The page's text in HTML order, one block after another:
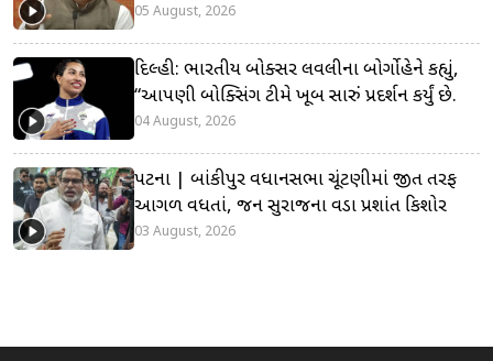
05 August, 2026
દિલ્હી: ભારતીય બોક્સર લવલીના બોર્ગોહેને કહ્યું,
“આપણી બોક્સિંગ ટીમે ખૂબ સારું પ્રદર્શન કર્યું છે.
04 August, 2026
પટના | બાંકીપુર વિધાનસભા ચૂંટણીમાં જીત તરફ
આગળ વધતાં, જન સુરાજના વડા પ્રશાંત કિશોર
03 August, 2026